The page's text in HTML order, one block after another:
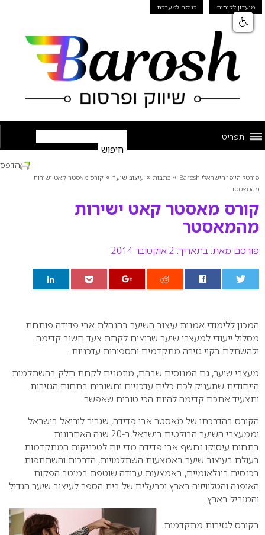
מועדון לקוחות כניסה למערכת
תפריט
פורטל היופי הישראלי Barosh » כתבות » עיצוב שיער » קורס מאסטר קאט ישירות
מהמאסטר
קורס מאסטר קאט ישירות
מהמאסטר
פורסם מאת: בתאריך: 2 אוקטובר 2014
הדפס
המכון ללימודי אמנות עיצוב השיער בהנהלת אבי פדידה פותחת
מסלול ייעודי למעצבי שיער שרוצים לקחת צעד חשוב קדימה
ולהשתלם בקוי גזירה מתקדמים ותספורות עדכניות.
מעצבי שיער, גם המנוסים שבהם, מוזמנים לקחת חלק בהשתלמות
הייחודית שתעניק לכם כלים עדכניים וחשובים בתחום הגזירות
ותצעיד אתכם קדימה להיות הכי טובים שאפשר.
הקורס בהדרכתו של מאסטר אבי פדידה, שגריר לוריאל בישראל
וממעצבי השיער הבולטים בישראל ב-20 שנה האחרונות.
בתחום עיסוקו נחשף אבי פדידה מדי יום לטכניקות המתקדמות
בעולם בעיצוב שיער באמצעות השתלמויות, הדרכות והשתתפות
בכנסים בינלאומיים, באמצעות עבודה שוטפת במיטב הפקות
האופנה והטלוויזיה בארץ וכבעלים של בית הספר לעיצוב שיער הגדול
והמוביל בארץ.
בקורס לגזירות מתקדמות